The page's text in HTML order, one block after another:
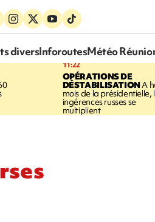
diversInforoutesMétéo
11:22
OPÉRATIONS DE
DÉSTABILISATIONA
mois de la présidentielle,
ingérences russes se
multiplient